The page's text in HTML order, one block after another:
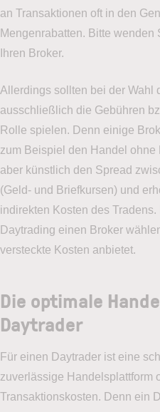
an Transaktionen oft in den
Mengenrabatten. Bitte
Ihren Broker.
Allerdings sollten bei der Wahl
ausschließlich die Gebühren
Rolle spielen. Denn einige
zum Beispiel den Handel
aber künstlich den Spread
(Geld- und Briefkursen) und
indirekten Kosten des
Daytrading einen Broker
versteckte Kosten anbietet.
Die optimale
Daytrader
Für einen Daytrader ist eine
zuverlässige Handelsplattform
Transaktionskosten. Denn ein